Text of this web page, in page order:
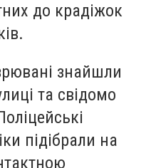
до крадіжок
знайшли
та свідомо
підібрали на